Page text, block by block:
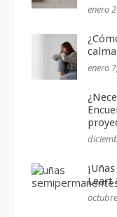
enero
enero
Leart